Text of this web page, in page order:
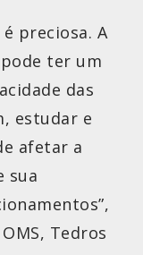
preciosa. A
ter um
das
estudar e
afetar a
sua
Tedros